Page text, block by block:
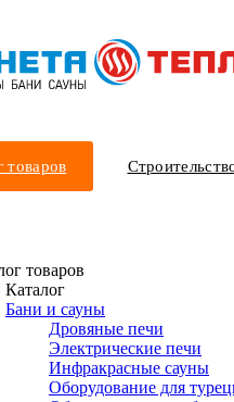
товаров
товаров
Каталог
Бани и сауны
Дровяные печи
Электрические печи
Инфракрасные сауны
Оборудование для